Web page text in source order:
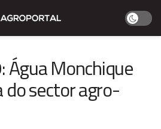
Água Monchique
do sector agro-